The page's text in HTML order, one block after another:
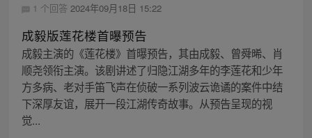
1 个回答 2024年09月18日 15:22
成毅版莲花楼首曝预告
成毅主演的《莲花楼》首曝预告，其由成毅、曾舜晞、肖
顺尧领衔主演。该剧讲述了归隐江湖多年的李莲花和少年
方多病、老对手笛飞声在侦破一系列波云诡谲的案件中结
下深厚友谊，展开一段江湖传奇故事。从预告呈现的视
觉...